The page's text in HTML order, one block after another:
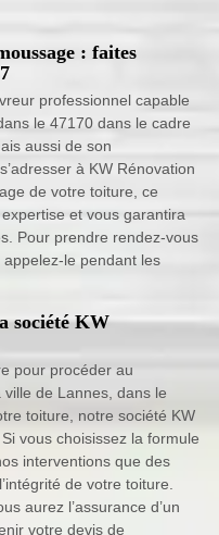
: faites
professionnel capable
le 47170 dans le cadre
aussi de son
à KW Rénovation
de votre toiture, ce
et vous garantira
Pour prendre rendez-vous
le pendant les
société KW
pour procéder au
de Lannes, dans le
toiture, notre société KW
vous choisissez la formule
interventions que des
de votre toiture.
aurez l’assurance d’un
votre devis de